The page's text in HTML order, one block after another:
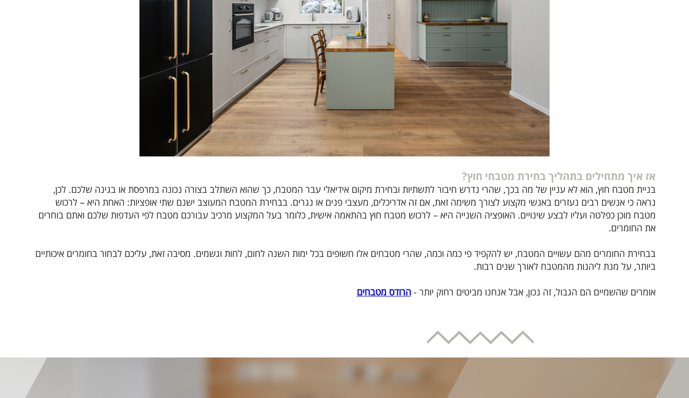
אז איך מתחילים בתהליך בחירת מטבחי חוץ?
בניית מטבח חוץ, הוא לא עניין של מה בכך, שהרי נדרש חיבור לתשתיות ובחירת מיקום אידיאלי עבר המטבח, כך שהוא השתלב בצורה נכונה במרפסת או בגינה שלכם. לכן,
נראה כי אנשים רבים נעזרים באנשי מקצוע לצורך משימה זאת, אם זה אדריכלים, מעצבי פנים או נגרים. בבחירת המטבח המעוצב ישנם שתי אופציות: האחת היא – לרכוש
מטבח מוכן כפלטה ועליו לבצע שינויים. האופציה השנייה היא – לרכוש מטבח חוץ בהתאמה אישית, כלומר בעל המקצוע מרכיב עבורכם מטבח לפי העדפות שלכם ואתם בוחרים
את החומרים.
בבחירת החומרים מהם עשויים המטבח, יש להקפיד פי כמה וכמה, שהרי מטבחים אלו חשופים בכל ימות השנה לחום, לחות וגשמים. מסיבה זאת, עליכם לבחור בחומרים איכותיים
ביותר, על מנת ליהנות מהמטבח לאורך שנים רבות.
אומרים שהשמיים הם הגבול, זה נכון, אבל אנחנו מביטים רחוק יותר -הרודס מטבחים